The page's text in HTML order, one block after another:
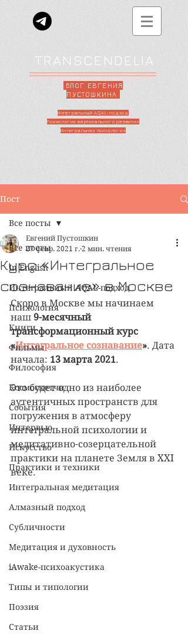
TRANSCENDELIA
БЛОГ ЕВГЕНИЯ
ПУСТОШКИНА
Интегральный AQAL-подход
Психология вертикального развития
Интегральная психология
Пост
Все посты
In English
Интегральный AQAL-подход
Психология
Книги
Фильмы
Философия
Космоскетчи
События
Интервью
Искусство
Практики и техники
Интегральная медитация
Алмазный подход
Субличности
Медитация и духовность
iAwake-психоакустика
Типы и типологии
Поэзия
Статьи
Все посты
Курс «Интегральное
сознавание» в Москве
Евгений Пустошкин
27 февр. 2021 г. 2 мин. чтения
Скоро в Москве мы начинаем
наш 9-месячный
трансформационный курс
«Интегральное сознавание». Дата
начала: 13 марта 2021.
Это будет одно из наиболее
аутентичных пространств для
погружения в атмосферу
интегральной психологии и
медитативно-созерцательной
практики на планете Земля в XXI
веке.